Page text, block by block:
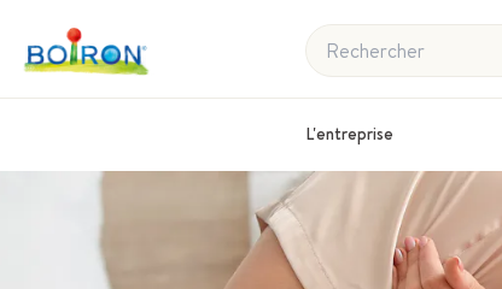
Rechercher
L'entreprise